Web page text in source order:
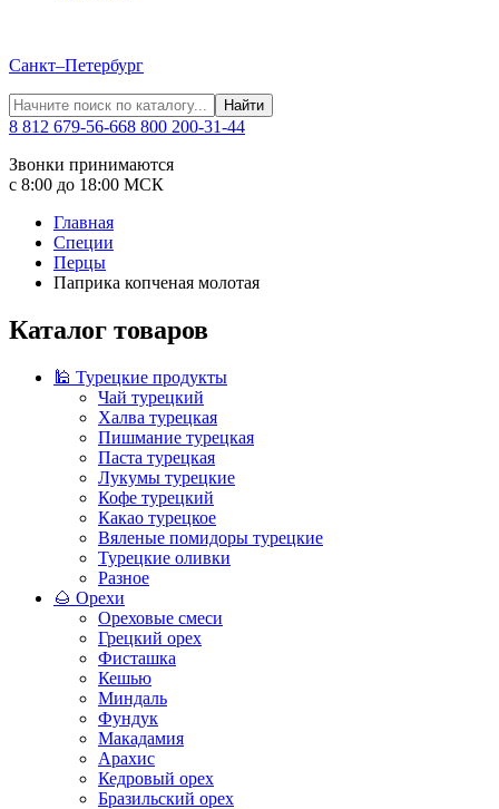
Санкт–Петербург
Найти
8 812 679-56-668 800 200-31-44
Звонки принимаются
с 8:00 до 18:00 МСК
Главная
Специи
Перцы
Паприка копченая молотая
Каталог товаров
🕌 Турецкие продукты
Чай турецкий
Халва турецкая
Пишмание турецкая
Паста турецкая
Лукумы турецкие
Кофе турецкий
Какао турецкое
Вяленые помидоры турецкие
Турецкие оливки
Разное
🌰 Орехи
Ореховые смеси
Грецкий орех
Фисташка
Кешью
Миндаль
Фундук
Макадамия
Арахис
Кедровый орех
Бразильский орех